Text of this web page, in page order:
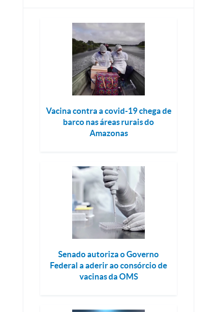
Vacina contra a covid-19 chega de
barco nas áreas rurais do
Amazonas
Senado autoriza o Governo
Federal a aderir ao consórcio de
vacinas da OMS